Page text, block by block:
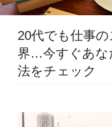
20代でも仕事
界…今すぐあな
法をチェック